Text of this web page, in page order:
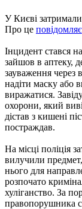
У Києві
Про це повідомляє
Інцидент стався
зайшов в аптеку,
зауваження через
надіти маску або
виражатися.
охорони, який
дістав з кишені
постраждав.
На місці поліція
вилучили
нього для
розпочато
хуліганство. За
правопорушника